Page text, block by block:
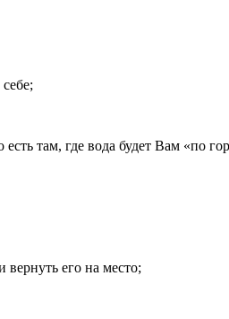
там, где вода будет Вам «по
вернуть его на место;